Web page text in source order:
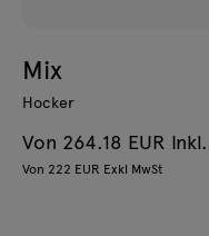
Mix
Hocker
Von 264.18 EUR
Von 222 EUR Exkl MwSt